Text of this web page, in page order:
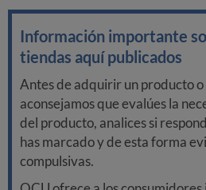
Información importante
tiendas aquí publicados
Antes de adquirir un producto
aconsejamos que evalúes la
del producto, analices si
has marcado y de esta forma
compulsivas.